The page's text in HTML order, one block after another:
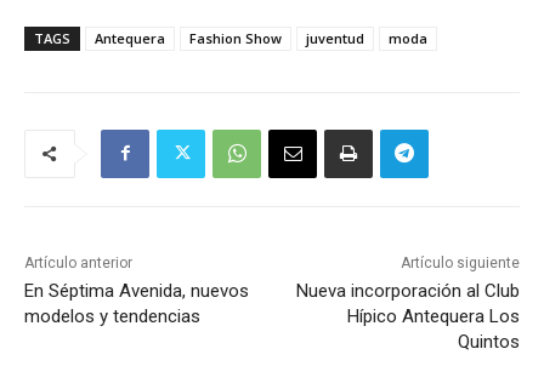
TAGS Antequera Fashion Show juventud moda
Artículo anterior
En Séptima Avenida, nuevos
modelos y tendencias
Artículo siguiente
Nueva incorporación al Club
Hípico Antequera Los
Quintos